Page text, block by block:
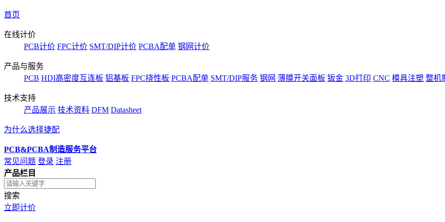
首页
在线计价
PCB计价 FPC计价 SMT/DIP计价 PCBA配单 钢网计价
产品与服务
PCB HDI高密度互连板 铝基板 FPC挠性板 PCBA配单 SMT/DIP服务 钢网 薄膜开关面板 钣金 3D打印 CNC 模具注塑 整机
技术支持
产品展示 技术资料 DFM Datasheet
为什么选择捷配
PCB&PCBA制造服务平台
常见问题 登录 注册
产品栏目
搜索
立即计价